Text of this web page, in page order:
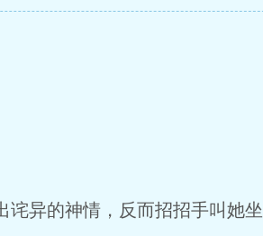
异的神情，反而招招手叫她坐